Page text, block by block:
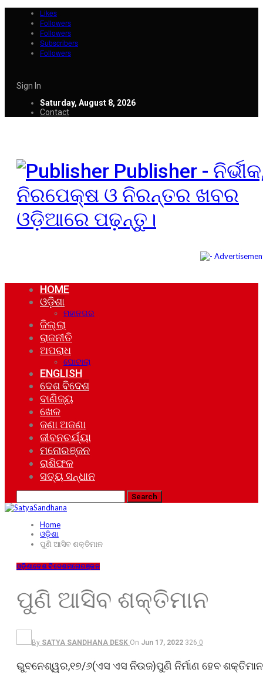
Likes
Followers
Followers
Subscribers
Followers
Sign In
Saturday, August 8, 2026
Contact
Publisher -
ନିରପେକ୍ଷ ଓ ନିରନ୍ତର ଖବର
ଓଡ଼ିଆରେ ପଢ଼ନ୍ତୁ।
HOME
ଓଡ଼ିଶା
ମହାନଗର
ଜିଲ୍ଲା
ରାଜନୀତି
ଅପରାଧ
ଘୋଟାଲା
ENGLISH
ଦେଶ ବିଦେଶ
ବାଣିଜ୍ୟ
ଖେଳ
ଜଣା ଅଜଣା
ଜୀବନଚର୍ଯ୍ୟା
ମନୋରଞ୍ଜନ
ରାଶିଫଳ
ସତ୍ୟ ସନ୍ଧାନ
Home
ଓଡ଼ିଶା
ପୁଣି ଆସିବ ଶକ୍ତିମାନ
ଓଡ଼ିଶାଦେଶ ବିଦେଶମନୋରଞ୍ଜନ
ପୁଣି ଆସିବ ଶକ୍ତିମାନ
By SATYA SANDHANA DESK On Jun 17, 2022 326 0
ଭୁବନେଶ୍ୱର,୧୭/୬(ଏସ ଏସ ନିଉଜ)ପୁଣି ନିର୍ମାଣ ହେବ ଶକ୍ତିମାନ